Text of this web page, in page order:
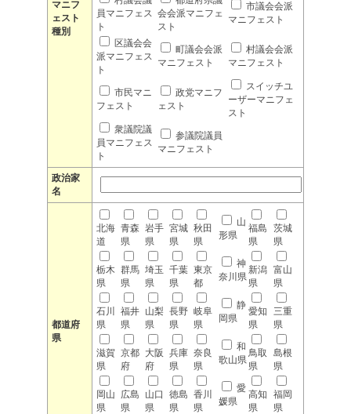
マニフ
ェスト
種別
員マニフェス
ト
会会派マニフェ
スト
市議会会派
マニフェスト
区議会会
派マニフェス
ト
町議会会派
マニフェスト
村議会会派
マニフェスト
市民マニ
フェスト
政党マニフ
ェスト
スイッチユ
ーザーマニフェ
スト
衆議院議
員マニフェス
ト
参議院議員
マニフェスト
政治家
名
都道府
県
北海
道
青森
県
岩手
県
宮城
県
秋田
県
山
形県
福島
県
茨城
県
栃木
県
群馬
県
埼玉
県
千葉
県
東京
都
神
奈川県
新潟
県
富山
県
石川
県
福井
県
山梨
県
長野
県
岐阜
県
静
岡県
愛知
県
三重
県
滋賀
県
京都
府
大阪
府
兵庫
県
奈良
県
和
歌山県
鳥取
県
島根
県
岡山
県
広島
県
山口
県
徳島
県
香川
県
愛
媛県
高知
県
福岡
県